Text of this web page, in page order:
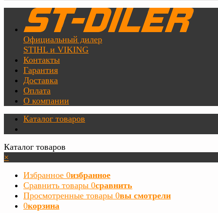
Официальный дилер
STIHL и VIKING
Контакты
Гарантия
Доставка
Оплата
О компании
Каталог товаров
Каталог товаров
×
Избранное 0избранное
Сравнить товары 0сравнить
Просмотренные товары 0вы смотрели
0корзина